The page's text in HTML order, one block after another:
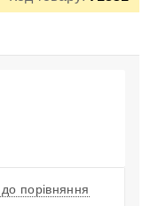
порівняння